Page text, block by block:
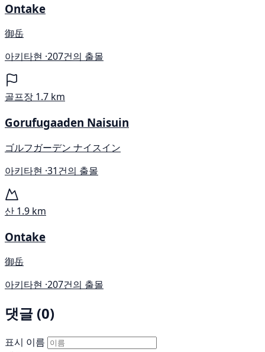
Ontake
御岳
아키타현 ·207건의 출몰
골프장 1.7 km
Gorufugaaden Naisuin
ゴルフガーデン ナイスイン
아키타현 ·31건의 출몰
산 1.9 km
Ontake
御岳
아키타현 ·207건의 출몰
댓글 (0)
표시 이름